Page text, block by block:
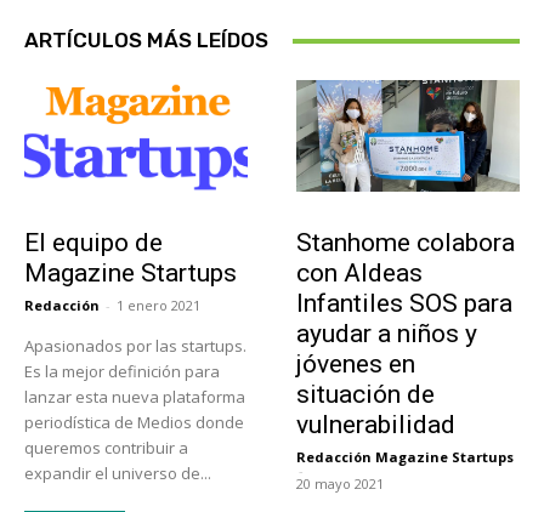
ARTÍCULOS MÁS LEÍDOS
El equipo de
Magazine Startups
Redacción - 1 enero 2021
Apasionados por las startups.
Es la mejor definición para
lanzar esta nueva plataforma
periodística de Medios donde
queremos contribuir a
expandir el universo de...
Stanhome colabora
con Aldeas
Infantiles SOS para
ayudar a niños y
jóvenes en
situación de
vulnerabilidad
Redacción Magazine Startups
-
20 mayo 2021